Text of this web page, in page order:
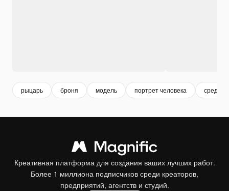
рыцарь броня модель портрет человека
Креативная платформа для создания ваших лучших работ.
Более 1 миллиона подписчиков среди креаторов,
предприятий, агентств и студий.